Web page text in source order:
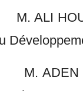
M. ALI
ADEN